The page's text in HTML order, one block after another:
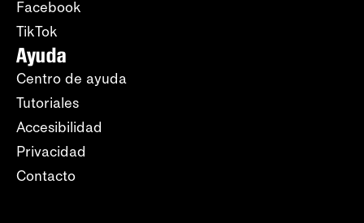
Facebook
TikTok
Ayuda
Centro de ayuda
Tutoriales
Accesibilidad
Privacidad
Contacto